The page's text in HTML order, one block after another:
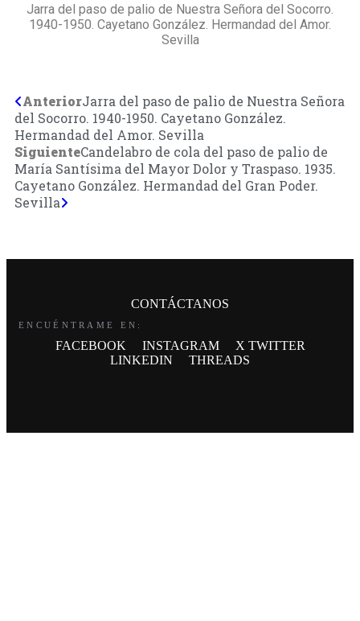
Jarra del paso de palio de Nuestra Señora del Socorro.
1940-1950. Cayetano González. Hermandad del Amor.
Sevilla
AnteriorJarra del paso de palio de Nuestra Señora
del Socorro. 1940-1950. Cayetano González.
Hermandad del Amor. Sevilla
SiguienteCandelabro de cola del paso de palio de
María Santísima del Mayor Dolor y Traspaso. 1935.
Cayetano González. Hermandad del Gran Poder.
Sevilla
CONTÁCTANOS
ENCUÉNTRAME EN:
FACEBOOK INSTAGRAM
X TWITTER
LINKEDIN
THREADS